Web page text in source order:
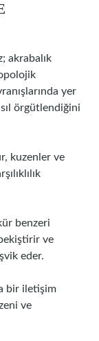
akrabalık
yer
örgütlendiğini
kuzenler ve
benzeri
ve
eder.
bir iletişim
ve